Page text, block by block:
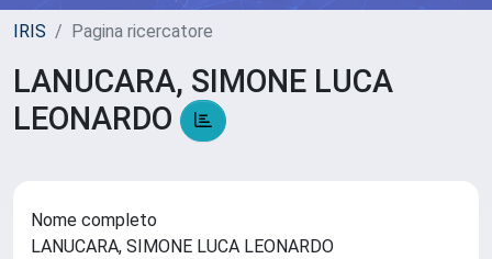
IRIS Pagina ricercatore
LANUCARA, SIMONE LUCA
LEONARDO
Nome completo
LANUCARA, SIMONE LUCA LEONARDO